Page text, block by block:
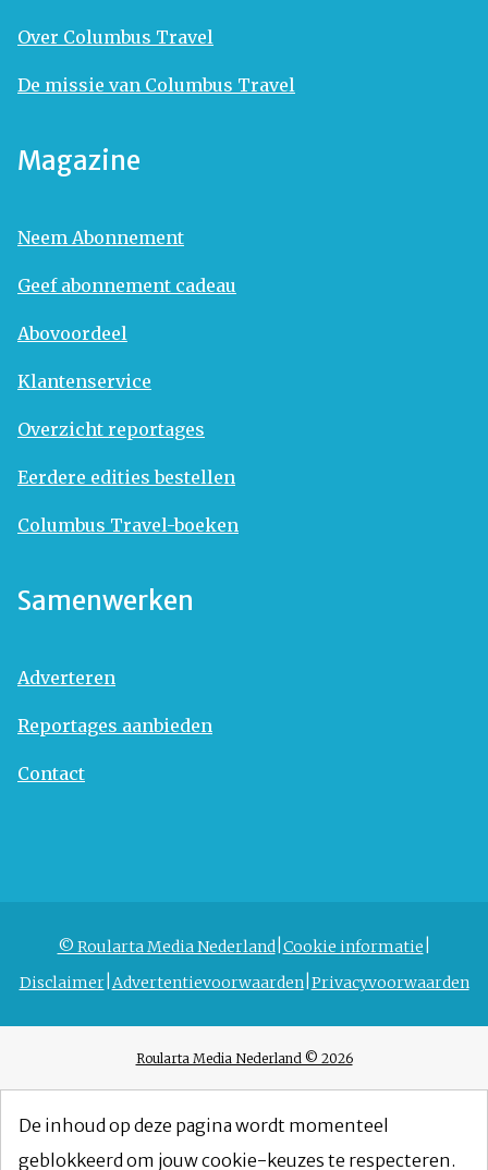
Over Columbus Travel
De missie van Columbus Travel
Magazine
Neem Abonnement
Geef abonnement cadeau
Abovoordeel
Klantenservice
Overzicht reportages
Eerdere edities bestellen
Columbus Travel-boeken
Samenwerken
Adverteren
Reportages aanbieden
Contact
© Roularta Media Nederland Cookie informatie
Disclaimer Advertentievoorwaarden Privacyvoorwaarden
Roularta Media Nederland © 2026
De inhoud op deze pagina wordt momenteel
geblokkeerd om jouw cookie-keuzes te respecteren.